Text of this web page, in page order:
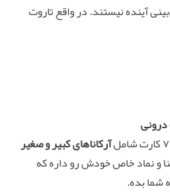
آینده نیستند. در واقع تاروت
آرکاناهای کبیر و صغیر
و نماد خاص خودش رو داره که
شما بده.